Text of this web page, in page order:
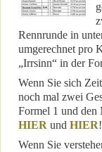
Rennrunde in
umgerechnet pro
„Irrsinn“ in der
Wenn Sie sich
noch mal zwei
Formel 1 und den
HIER und HIER!
Wenn Sie